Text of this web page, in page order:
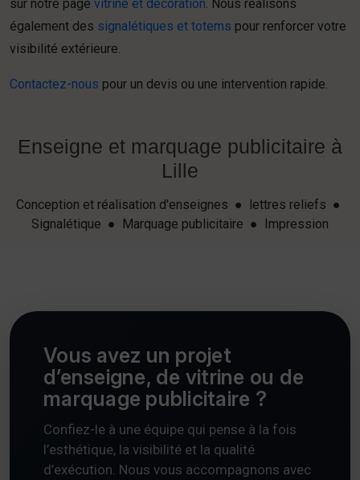
sur notre page vitrine et décoration . Nous réalisons
également des signalétiques et totems pour renforcer votre
visibilité extérieure.
Contactez-nous pour un devis ou une intervention rapide.
Enseigne et marquage publicitaire à
Lille
Conception et réalisation d'enseignes ● lettres reliefs ●
Signalétique ● Marquage publicitaire ● Impression
Vous avez un projet
d’enseigne, de vitrine ou de
marquage publicitaire ?
Confiez-le à une équipe qui pense à la fois
l’esthétique, la visibilité et la qualité
d’exécution. Nous vous accompagnons avec